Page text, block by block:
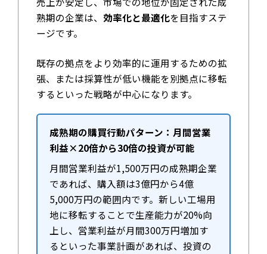
熟期の企業は、 効率化と最適化を目指すステ
ージです。
既存の拠点をより効率的に運用するための拡
張、または採算性が低い機能を別拠点に移転
するといった戦略が中心になります。
成熟期の購買行動パターン：月間営業
利益×20倍から30倍の投資が可能
月間営業利益が1,500万円の成熟期企業
であれば、購入額は3億円から4億
5,000万円の範囲内です。新しい工場用
地に移転することで生産能力が20%向
上し、営業利益が月間300万円増加す
るといった事業計画があれば、投資の